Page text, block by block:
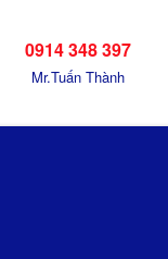
0914 348 397
Mr.Tuấn Thành